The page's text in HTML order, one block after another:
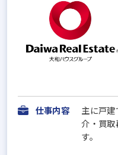
仕事内容
主に戸
介・買取
す。